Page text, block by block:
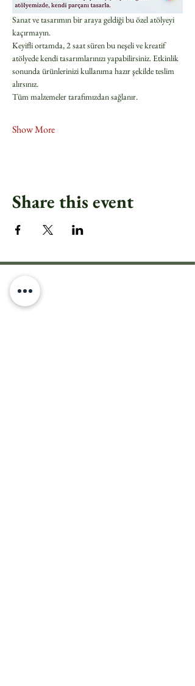
Sanat ve tasarımın bir araya geldiği bu özel atölyeyi
kaçırmayın.
Keyifli ortamda, 2 saat süren bu neşeli ve kreatif
atölyede kendi tasarımlarınızı yapabilirsiniz. Etkinlik
sonunda ürünlerinizi kullanıma hazır şekilde teslim
alırsınız.
Tüm malzemeler tarafımızdan sağlanır.
Show More
Share this event
PARLA FLOWER ART &